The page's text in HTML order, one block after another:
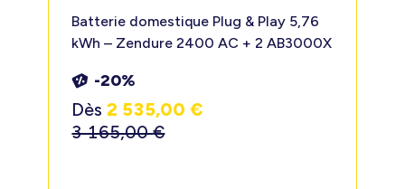
Batterie domestique Plug & Play 5,76
kWh – Zendure 2400 AC + 2 AB3000X
-20%
Dès 2 535,00€
3 165,00€